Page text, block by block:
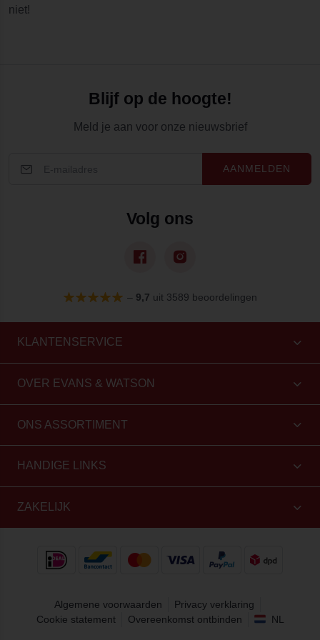
niet!
Blijf op de hoogte!
Meld je aan voor onze nieuwsbrief
AANMELDEN
Volg ons
– 9,7 uit 3589 beoordelingen
KLANTENSERVICE
OVER EVANS & WATSON
ONS ASSORTIMENT
HANDIGE LINKS
ZAKELIJK
Algemene voorwaarden
Privacy verklaring
Cookie statement
Overeenkomst ontbinden NL